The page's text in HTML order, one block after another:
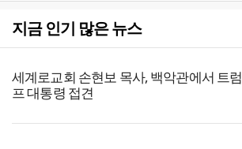
지금 인기 많은 뉴스
세계로교회 손현보 목사, 백악관에서 트럼
프 대통령 접견